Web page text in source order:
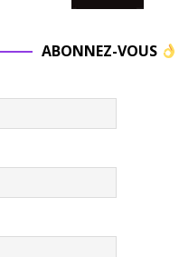
ABONNEZ-VOUS